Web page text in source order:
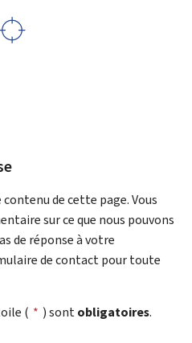
de cette page. Vous
sur ce que nous pouvons
de réponse à votre
de contact pour toute
( * ) sontobligatoires.